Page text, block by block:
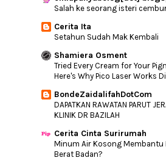
Nangis. Bloglist Hilang...
Tips Untuk Sentiasa
Perjalanan
Bila Aisy Sakit Perut
Hanangell Serum Picagari
Tanda - Tanda Awal Strok
Tak Perlu Nak Catu
Pengalaman Bercuti Di
Dickson - P...
Wanita Terbahagia
Salah ke seorang isteri
Cerita Ita
Setahun Sudah Mak Kembali
Shamiera Osment
Tried Every Cream for Your
Here's Why Pico Laser Works
BondeZaidalifahDotCom
DAPATKAN RAWATAN PARUT
KLINIK DR BAZILAH
Cerita Cinta Surirumah
Minum Air Kosong Membantu
Berat Badan?